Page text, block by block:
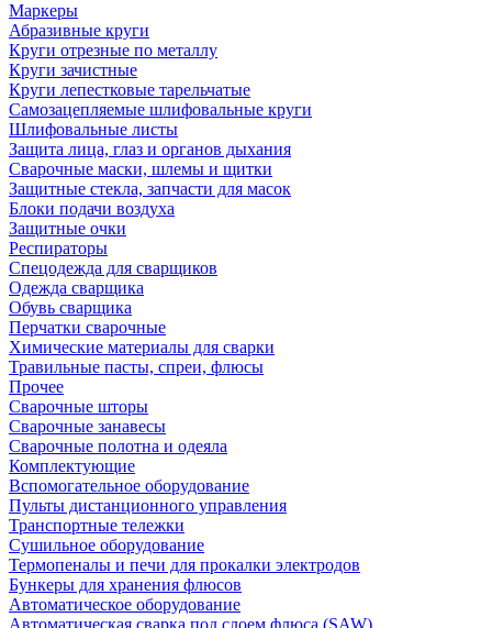
Маркеры
Абразивные круги
Круги отрезные по металлу
Круги зачистные
Круги лепестковые тарельчатые
Самозацепляемые шлифовальные круги
Шлифовальные листы
Защита лица, глаз и органов дыхания
Сварочные маски, шлемы и щитки
Защитные стекла, запчасти для масок
Блоки подачи воздуха
Защитные очки
Респираторы
Спецодежда для сварщиков
Одежда сварщика
Обувь сварщика
Перчатки сварочные
Химические материалы для сварки
Травильные пасты, спреи, флюсы
Прочее
Сварочные шторы
Сварочные занавесы
Сварочные полотна и одеяла
Комплектующие
Вспомогательное оборудование
Пульты дистанционного управления
Транспортные тележки
Сушильное оборудование
Термопеналы и печи для прокалки электродов
Бункеры для хранения флюсов
Автоматическое оборудование
Автоматическая сварка под слоем флюса (SAW)